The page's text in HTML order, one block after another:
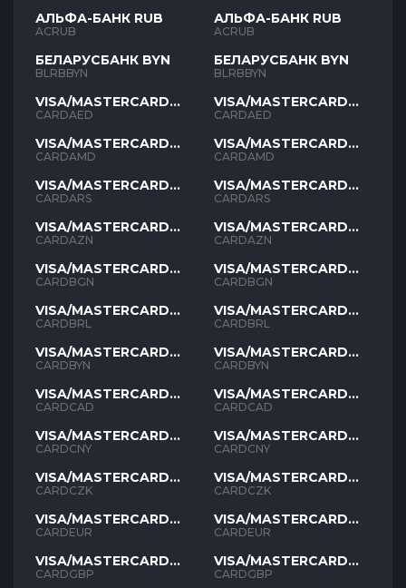
АЛЬФА-БАНК RUB
ACRUB
БЕЛАРУСБАНК BYN
BLRBBYN
VISA/MASTERCARD
AED
CARDAED
VISA/MASTERCARD
AMD
CARDAMD
VISA/MASTERCARD
ARS
CARDARS
VISA/MASTERCARD
AZN
CARDAZN
VISA/MASTERCARD
BGN
CARDBGN
VISA/MASTERCARD
BRL
CARDBRL
VISA/MASTERCARD
BYN
CARDBYN
VISA/MASTERCARD
CAD
CARDCAD
VISA/MASTERCARD
CNY
CARDCNY
VISA/MASTERCARD
CZK
CARDCZK
VISA/MASTERCARD
EUR
CARDEUR
VISA/MASTERCARD
GBP
CARDGBP
АЛЬФА-БАНК RUB
ACRUB
БЕЛАРУСБАНК BYN
BLRBBYN
VISA/MASTERCARD
AED
CARDAED
VISA/MASTERCARD
AMD
CARDAMD
VISA/MASTERCARD
ARS
CARDARS
VISA/MASTERCARD
AZN
CARDAZN
VISA/MASTERCARD
BGN
CARDBGN
VISA/MASTERCARD
BRL
CARDBRL
VISA/MASTERCARD
BYN
CARDBYN
VISA/MASTERCARD
CAD
CARDCAD
VISA/MASTERCARD
CNY
CARDCNY
VISA/MASTERCARD
CZK
CARDCZK
VISA/MASTERCARD
EUR
CARDEUR
VISA/MASTERCARD
GBP
CARDGBP